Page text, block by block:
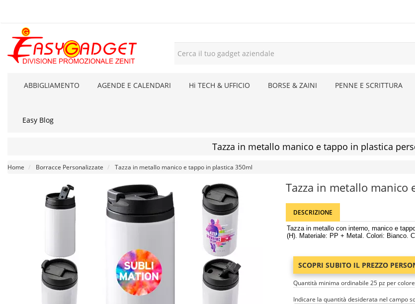
ABBIGLIAMENTO AGENDE E CALENDARI Hi TECH & UFFICIO BORSE & ZAINI PENNE E SCRITTURA
Easy Blog
Tazza in metallo manico e tappo in plastica
Home Borracce Personalizzate Tazza in metallo manico e tappo in plastica 350ml
Tazza in metallo manico
DESCRIZIONE
Tazza in metallo con interno, manico e
(H). Materiale: PP + Metal. Colori: Bianco.
SCOPRI SUBITO IL PREZZO
Quantità minima ordinabile 25 pz per colore
Indicare la quantità desiderata nel campo